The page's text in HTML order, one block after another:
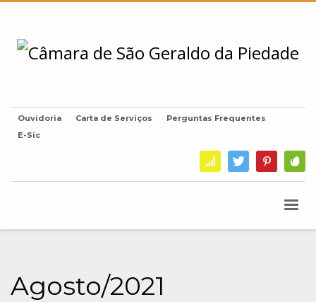
Ouvidoria Carta de Serviços
Perguntas Frequentes
E-Sic
Agosto/2021